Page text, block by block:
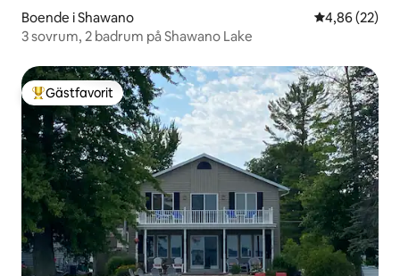
Boende i Shawano 4,86 av 5 i
4,86 (22)
3 sovrum, 2 badrum på Shawano Lake
Populär gästfavorit
Gästfavorit